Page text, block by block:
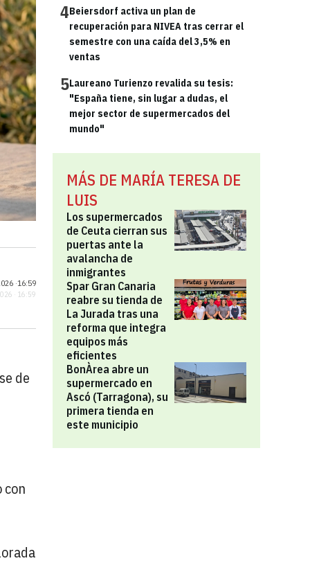
4Beiersdorf activa un plan de
recuperación para NIVEA tras cerrar el
semestre con una caída del 3,5% en
ventas
5Laureano Turienzo revalida su tesis:
"España tiene, sin lugar a dudas, el
mejor sector de supermercados del
mundo"
MÁS DE MARÍA TERESA DE
LUIS
Los supermercados
de Ceuta cierran sus
puertas ante la
avalancha de
inmigrantes
Spar Gran Canaria
reabre su tienda de
La Jurada tras una
reforma que integra
equipos más
eficientes
BonÀrea abre un
supermercado en
Ascó (Tarragona), su
primera tienda en
este municipio
·16:59
· 16:59
de
con